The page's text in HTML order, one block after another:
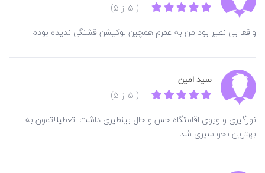
( 5 از 5)
واقعا بی نظیر بود من به عمرم همچین لوکیشن قشنگی ندیده بودم
سید امین
( 5 از 5)
نورگیری و ویوی اقامتگاه حس و حال بینظیری داشت. تعطیلاتمون به
بهترین نحو سپری شد